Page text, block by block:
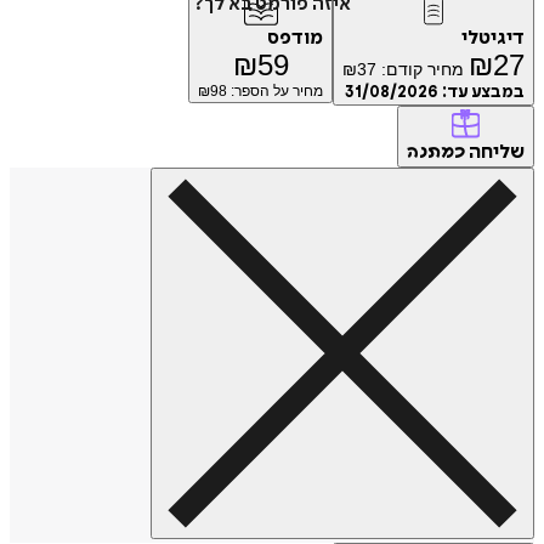
איזה פורמט בא לך?
₪ מחיר קודם: ₪37
עד:31/08/2026
מודפס
₪
מחיר על הספר: ₪98
כמתנה